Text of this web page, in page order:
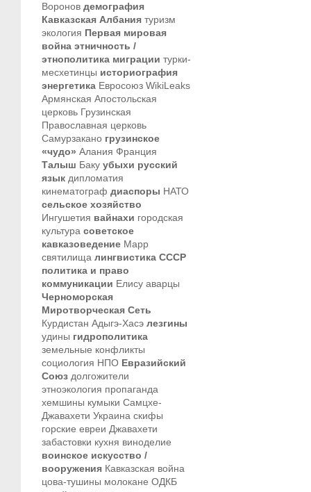
Воронов демография
Кавказская Албания туризм
экология Первая мировая
война этничность /
этнополитика миграции турки-
месхетинцы историография
энергетика Евросоюз WikiLeaks
Армянская Апостольская
церковь Грузинская
Православная церковь
Самурзакано грузинское
«чудо» Алания Франция
Талыш Баку убыхи русский
язык дипломатия
кинематограф диаспоры НАТО
сельское хозяйство
Ингушетия вайнахи городская
культура советское
кавказоведение Марр
святилища лингвистика СССР
политика и право
коммуникации Елису аварцы
Черноморская
Миротворческая Сеть
Курдистан Адыгэ-Хасэ лезгины
удины гидрополитика
земельные конфликты
социология НПО Евразийский
Союз долгожители
этноэкология пропаганда
хемшины кумыки Самцхе-
Джавахети Украина скифы
горские евреи Джавахети
забастовки кухня виноделие
воинское искусство /
вооружения Кавказская война
цова-тушины молокане ОДКБ